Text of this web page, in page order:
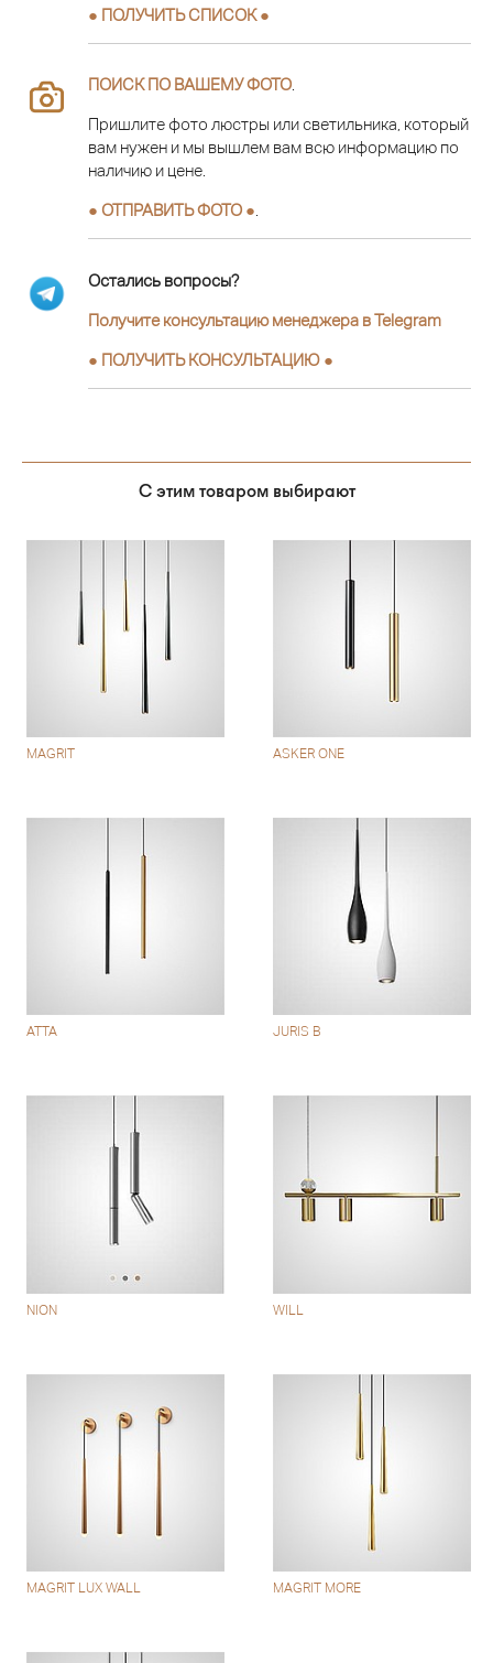
● ПОЛУЧИТЬ СПИСОК ●
ПОИСК ПО ВАШЕМУ ФОТО
Пришлите фото люстры или светильника, который
вам нужен и мы вышлем вам всю информацию по
наличию и цене.
● ОТПРАВИТЬ ФОТО ●
Остались вопросы?
Получите консультацию менеджера в Telegram
● ПОЛУЧИТЬ КОНСУЛЬТАЦИЮ ●
С этим товаром выбирают
MAGRIT ASKER ONE
ATTA JURIS B
NION WILL
MAGRIT LUX WALL MAGRIT MORE